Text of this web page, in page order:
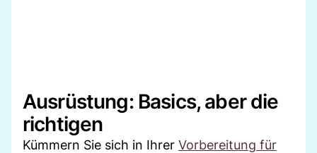
Ausrüstung: Basics, aber die
richtigen
Kümmern Sie sich in Ihrer Vorbereitung für